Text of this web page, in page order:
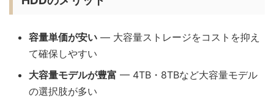
容量単価が安い — 大容量ストレージをコストを抑え
て確保しやすい
大容量モデルが豊富 — 4TB・8TBなど大容量モデル
の選択肢が多い